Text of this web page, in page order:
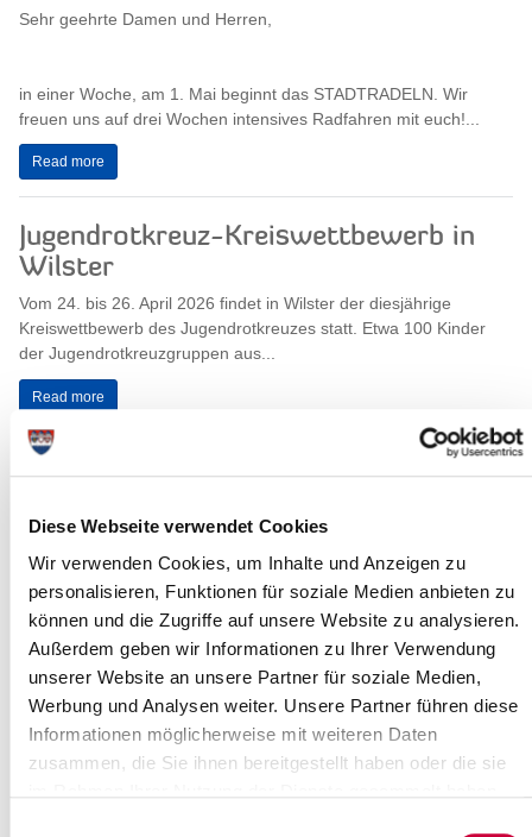
Diese Webseite verwendet Cookies
Wir verwenden Cookies, um Inhalte und Anzeigen zu
personalisieren, Funktionen für soziale Medien anbieten zu
können und die Zugriffe auf unsere Website zu analysieren.
Außerdem geben wir Informationen zu Ihrer Verwendung
unserer Website an unsere Partner für soziale Medien,
Werbung und Analysen weiter. Unsere Partner führen diese
Informationen möglicherweise mit weiteren Daten
zusammen, die Sie ihnen bereitgestellt haben oder die sie
Sehr geehrte Damen und Herren,
in einer Woche, am 1. Mai beginnt das STADTRADELN. Wir
freuen uns auf drei Wochen intensives Radfahren mit euch!...
Read more
Jugendrotkreuz-Kreiswettbewerb in
Wilster
Vom 24. bis 26. April 2026 findet in Wilster der diesjährige
Kreiswettbewerb des Jugendrotkreuzes statt. Etwa 100 Kinder
der Jugendrotkreuzgruppen aus...
Read more
Kreis Steinburg: Kreishausneubau in
Hindernisse
„Also, Parken ist schlecht hier heute!“ bemerkt Tobias Rückerl,
Bauausschussvorsitzender im Kreis Steinburg. „So geht Baustelle
– endlich mal fünfzig...
Katastrophenschutzübung in Itzehoe
Nord